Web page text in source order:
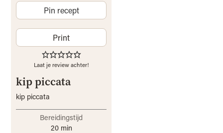
Pin recept
Print
Laat je review achter!
kip piccata
kip piccata
Bereidingstijd
20 min